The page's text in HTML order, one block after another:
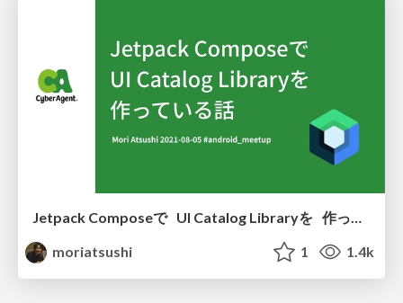
moriatsushi
1 1.4k